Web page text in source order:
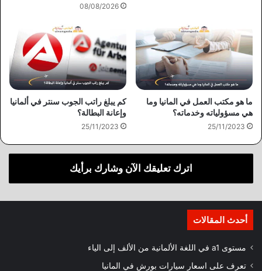
08/08/2026
ما هو مكتب العمل في المانيا وما
هي مسؤولياته وخدماته؟
25/11/2023
كم يبلغ راتب الجوب سنتر في ألمانيا
وإعانة البطالة؟
25/11/2023
اترك تعليقك الآن وشارك برأيك
أحدث المقالات
مستوى a1 في اللغة الألمانية من الألف إلى الياء
تعرف على اسعار سيارات بورش في المانيا